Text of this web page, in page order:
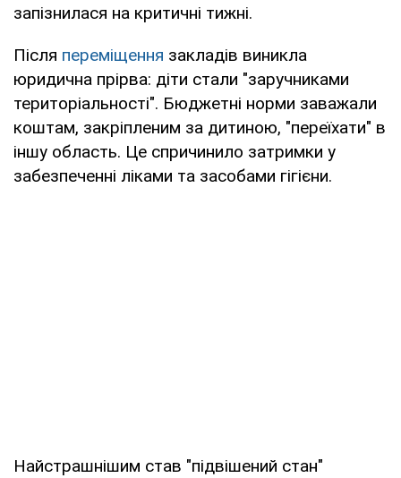
запізнилася на критичні тижні.
Після переміщення закладів виникла
юридична прірва: діти стали "заручниками
територіальності". Бюджетні норми заважали
коштам, закріпленим за дитиною, "переїхати" в
іншу область. Це спричинило затримки у
забезпеченні ліками та засобами гігієни.
Найстрашнішим став "підвішений стан"